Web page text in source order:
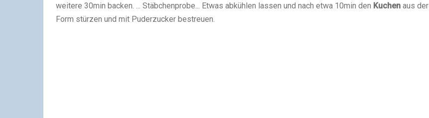
weitere 30min backen. ... Stäbchenprobe... Etwas abkühlen lassen und nach etwa 10min den Kuchen aus der
Form stürzen und mit Puderzucker bestreuen.